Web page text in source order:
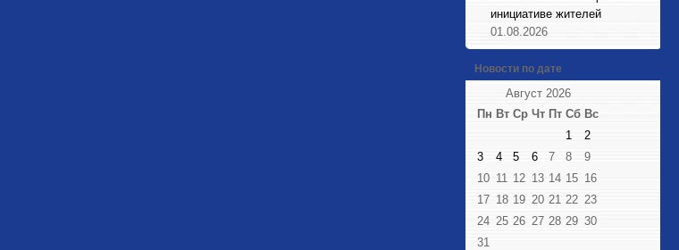
инициативе жителей
01.08.2026
Новости по дате
Август 2026
Пн Вт Ср Чт Пт Сб Вс
1
2
3
4 5 6 7 8
9
10 11 12 13 14 15 16
17 18 19 20 21 22 23
24 25 26 27 28 29 30
31